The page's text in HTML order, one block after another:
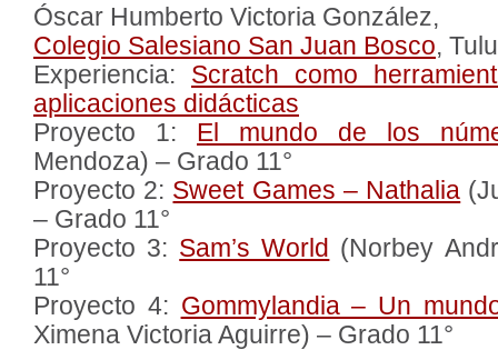
Óscar Humberto Victoria González,
Colegio Salesiano San Juan Bosco,
Experiencia: Scratch como
aplicaciones didácticas
Proyecto 1: El mundo de los
Mendoza) – Grado 11°
Proyecto 2: Sweet Games – Nathalia
– Grado 11°
Proyecto 3: Sam’s World (Norbey
11°
Proyecto 4: Gommylandia – Un
Ximena Victoria Aguirre) – Grado 11°